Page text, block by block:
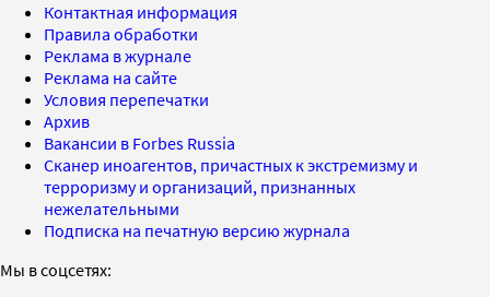
Контактная информация
Правила обработки
Реклама в журнале
Реклама на сайте
Условия перепечатки
Архив
Вакансии в Forbes Russia
Сканер иноагентов, причастных к экстремизму и
терроризму и организаций, признанных
нежелательными
Подписка на печатную версию журнала
Мы в соцсетях: